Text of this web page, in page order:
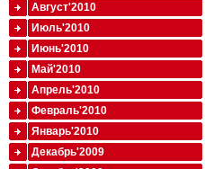
Август'2010
Июль'2010
Июнь'2010
Май'2010
Апрель'2010
Февраль'2010
Январь'2010
Декабрь'2009